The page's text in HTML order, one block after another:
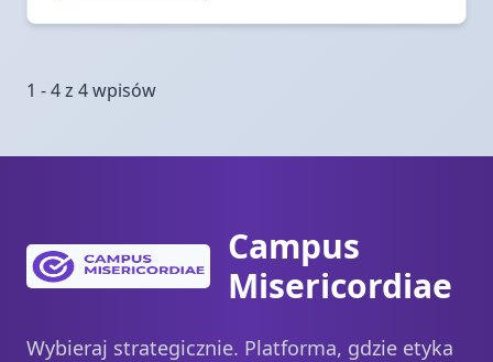
1 - 4 z 4 wpisów
Campus
Misericordiae
Wybieraj strategicznie. Platforma, gdzie etyka